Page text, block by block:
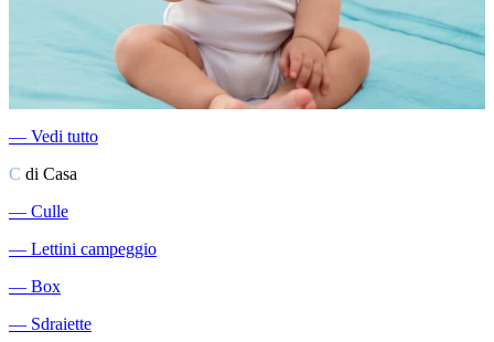
― Vedi tutto
C di Casa
― Culle
― Lettini campeggio
― Box
― Sdraiette